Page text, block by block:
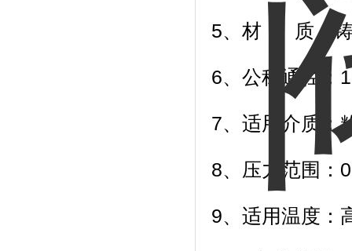
5、材 质：铸
6、公称通径：
7、适用介质：
8、压力范围：
9、适用温度：